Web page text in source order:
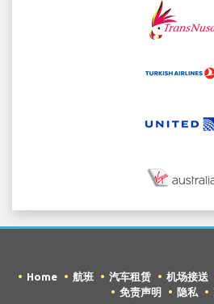
Home 航班 汽车租赁 机场接送
免责声明
隐私